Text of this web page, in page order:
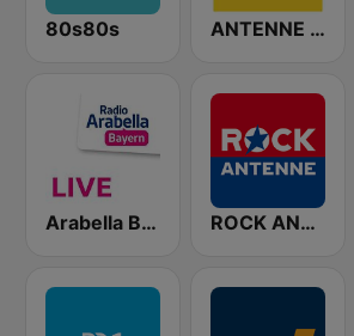
80s80s ANTENNE BAYERN
Arabella Bayern ROCK ANTENNE